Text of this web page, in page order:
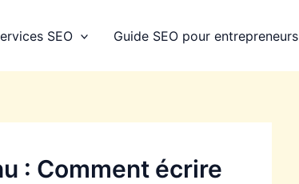
SEO Guide SEO pour entrepreneurs
: Comment écrire